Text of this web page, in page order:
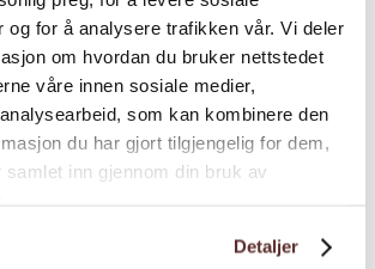
og for å analysere trafikken vår. Vi deler
om hvordan du bruker nettstedet
våre innen sosiale medier,
som kan kombinere den
du har gjort tilgjengelig for dem,
samlet inn gjennom din bruk av
Detaljer